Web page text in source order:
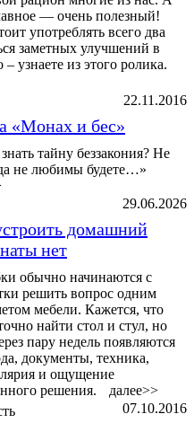
— очень полезный!
употреблять всего два
заметных улучшений в
узнаете из этого ролика.
22.11.2016
«Монах и бес»
тайну беззакония? Не
не любимы будете…»
29.06.2026
домашний
нет
обычно начинаются с
решить вопрос одним
мебели. Кажется, что
найти стол и стул, но
пару недель появляются
документы, техника,
и ощущение
решения.
далее>>
07.10.2016